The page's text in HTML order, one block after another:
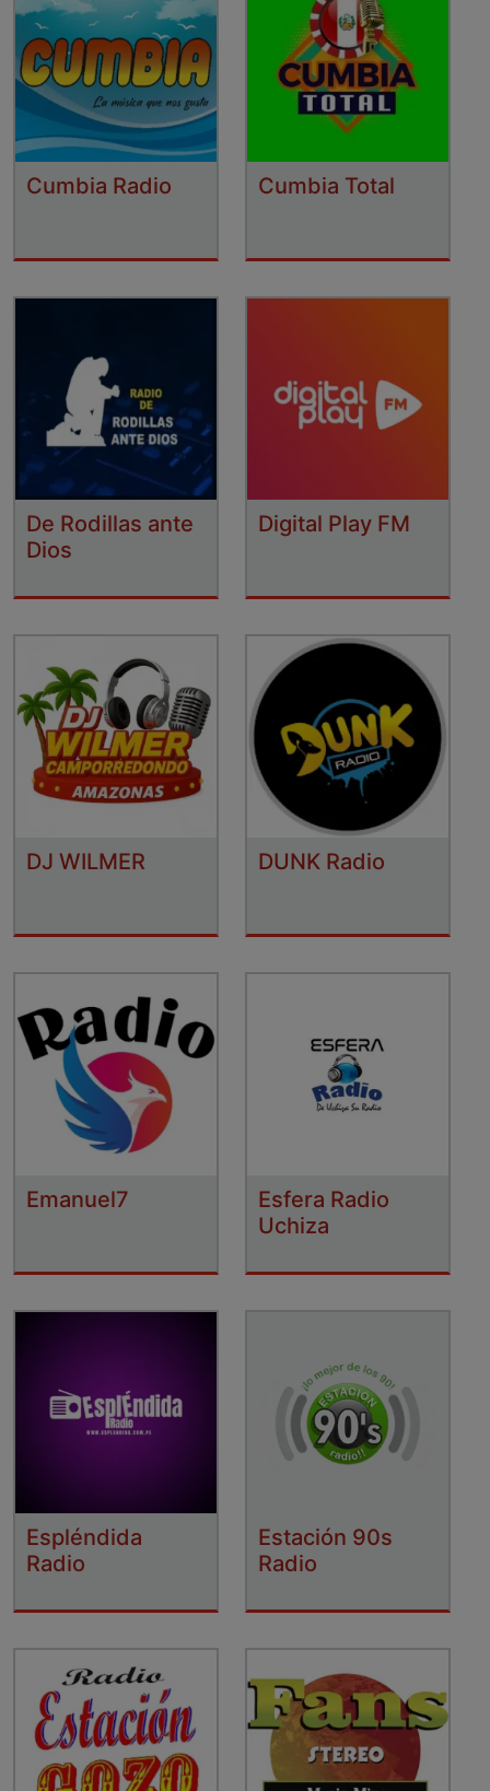
Cumbia Radio Cumbia Total
De Rodillas ante
Dios
Digital Play FM
DJ WILMER DUNK Radio
Emanuel7
Esfera Radio
Uchiza
Espléndida
Radio
Estación 90s
Radio